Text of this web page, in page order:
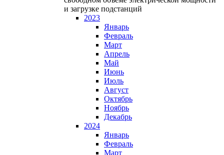
и загрузке подстанций
2023
Январь
Февраль
Март
Апрель
Май
Июнь
Июль
Август
Октябрь
Ноябрь
Декабрь
2024
Январь
Февраль
Март